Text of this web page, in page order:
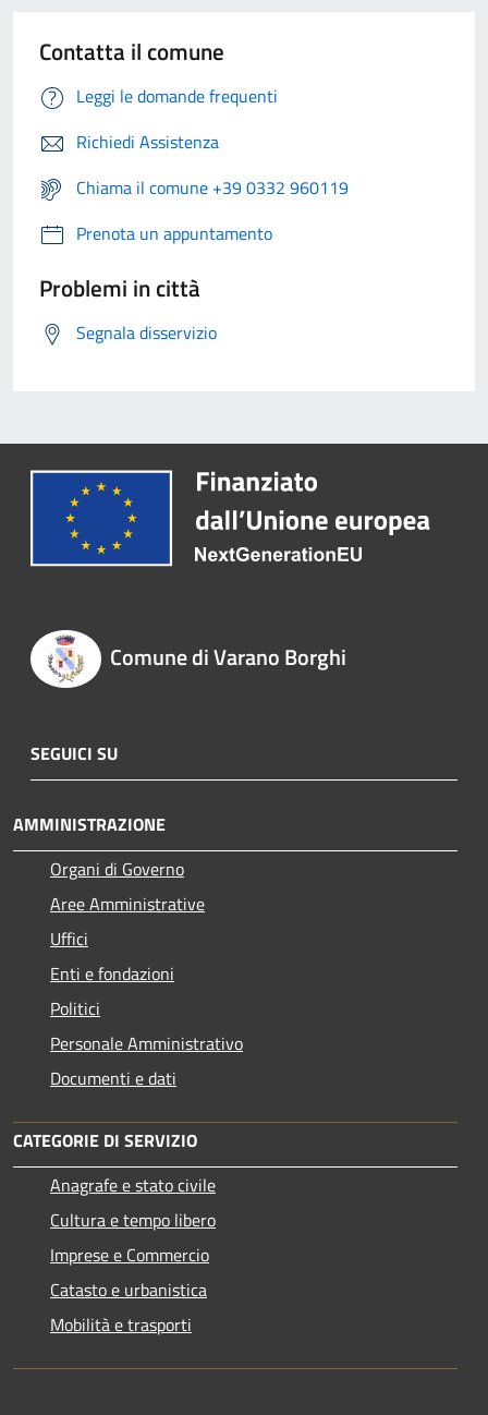
Contatta il comune
Leggi le domande frequenti
Richiedi Assistenza
Chiama il comune +39 0332 960119
Prenota un appuntamento
Problemi in città
Segnala disservizio
Comune di Varano Borghi
SEGUICI SU
AMMINISTRAZIONE
Organi di Governo
Aree Amministrative
Uffici
Enti e fondazioni
Politici
Personale Amministrativo
Documenti e dati
CATEGORIE DI SERVIZIO
Anagrafe e stato civile
Cultura e tempo libero
Imprese e Commercio
Catasto e urbanistica
Mobilità e trasporti